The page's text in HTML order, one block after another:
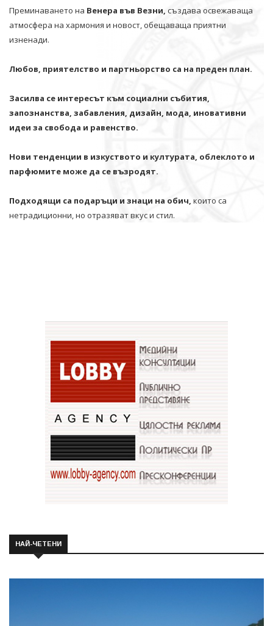
Преминаването на Венера във Везни, създава освежаваща
атмосфера на хармония и новост, обещаваща приятни
изненади.
Любов, приятелство и партньорство са на преден план.
Засилва се интересът към социални събития,
запознанства, забавления, дизайн, мода, иновативни
идеи за свобода и равенство.
Нови тенденции в изкуството и културата, облеклото и
парфюмите може да се възродят.
Подходящи са подаръци и знаци на обич, които са
нетрадиционни, но отразяват вкус и стил.
НАЙ-ЧЕТЕНИ